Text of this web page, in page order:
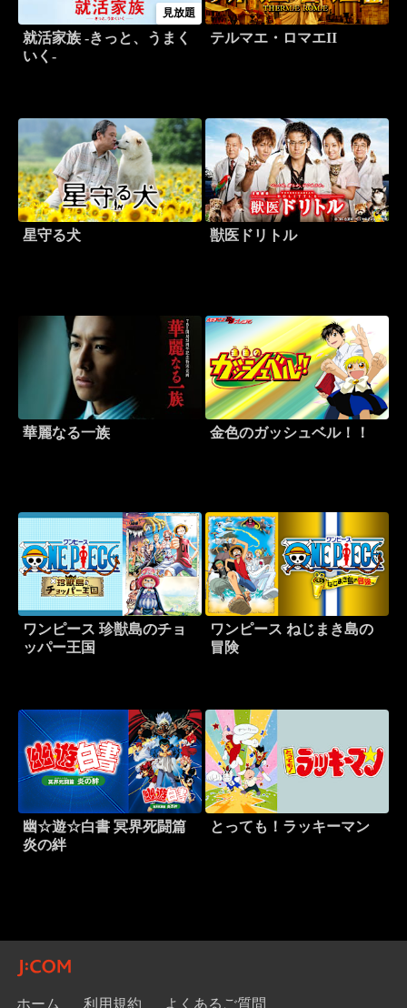
見放題
就活家族 -きっと、うまく
いく-
テルマエ・ロマエII
星守る犬 獣医ドリトル
華麗なる一族 金色のガッシュベル！！
ワンピース 珍獣島のチョ
ッパー王国
ワンピース ねじまき島の
冒険
幽☆遊☆白書 冥界死闘篇
炎の絆
とっても！ラッキーマン
ホーム 利用規約 よくあるご質問